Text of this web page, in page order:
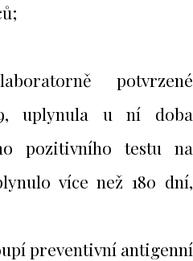
potvrzené
uplynula u ní doba
pozitivního testu na
více než 180 dní,
preventivní antigenní